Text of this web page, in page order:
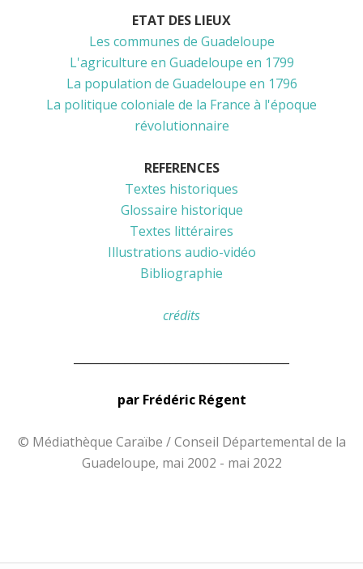
ETAT DES LIEUX
Les communes de Guadeloupe
L'agriculture en Guadeloupe en 1799
La population de Guadeloupe en 1796
La politique coloniale de la France à l'époque
révolutionnaire
REFERENCES
Textes historiques
Glossaire historique
Textes littéraires
Illustrations audio-vidéo
Bibliographie
crédits
par Frédéric Régent
© Médiathèque Caraïbe / Conseil Départemental de la
Guadeloupe, mai 2002 - mai 2022